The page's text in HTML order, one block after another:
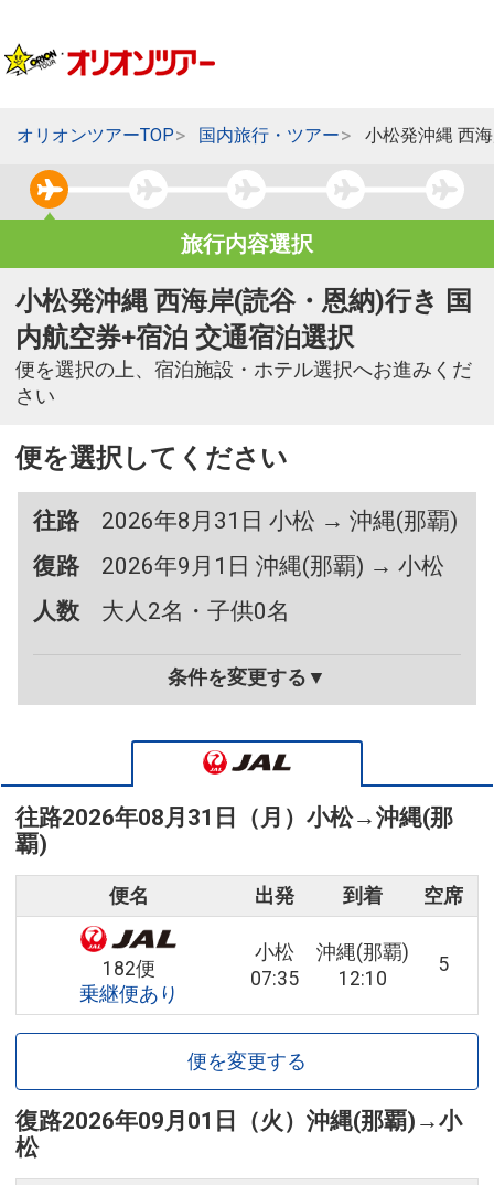
オリオンツアーTOP 国内旅行・ツアー 小松発沖縄 西
旅行内容選択
小松発沖縄 西海岸(読谷・恩納)行き 国
内航空券+宿泊 交通宿泊選択
便を選択の上、宿泊施設・ホテル選択へお進みくだ
さい
便を選択してください
往路
2026年8月31日 小松 → 沖縄(那覇)
復路
2026年9月1日 沖縄(那覇) → 小松
人数
大人2名・子供0名
条件を変更する▼
往路2026年08月31日（月） 小松→沖縄(那
覇)
便名 出発 到着 空席
182便
乗継便あり
小松
07:35
沖縄(那覇)
12:10
5
便を変更する
復路2026年09月01日（火） 沖縄(那覇) →小
松